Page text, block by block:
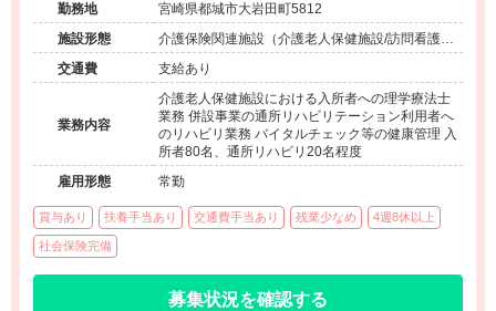
勤務地
宮崎県都城市大岩田町5812
施設形態
介護保険関連施設（介護老人保健施設/訪問看護・
リハ）
交通費 支給あり
業務内容
介護老人保健施設における入所者への理学療法士
業務 併設事業の通所リハビリテーション利用者へ
のリハビリ業務 バイタルチェック等の健康管理 入
所者80名、通所リハビリ20名程度
雇用形態
常勤
賞与あり 扶養手当あり 交通費手当あり 残業少なめ 4週8休以上
社会保険完備
募集状況を確認する